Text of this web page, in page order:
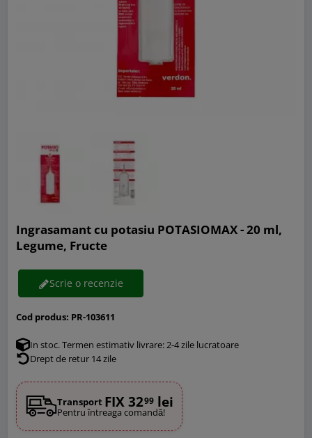
Ingrasamant cu potasiu POTASIOMAX - 20 ml,
Legume, Fructe
Scrie o recenzie
Cod produs: PR-103611
In stoc. Termen estimativ livrare: 2-4 zile lucratoare
Drept de retur 14 zile
Transport FIX 3299 lei
Pentru întreaga comandă!